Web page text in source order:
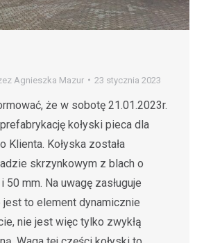
Agnieszka Mazur 23 stycznia 2023
że w sobotę 21.01.2023r.
kołyski pieca dla
Klienta. Kołyska została
skrzynkowym z blach o
50 mm. Na uwagę zasługuje
to element dynamicznie
nie jest więc tylko zwykłą